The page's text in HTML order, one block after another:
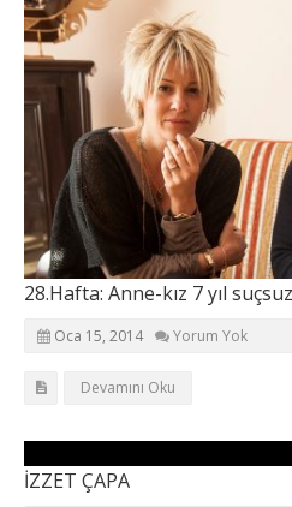
28.Hafta: Anne-kız 7 yıl
Oca 15, 2014 Yorum Yok
Devamını Oku
İZZET ÇAPA